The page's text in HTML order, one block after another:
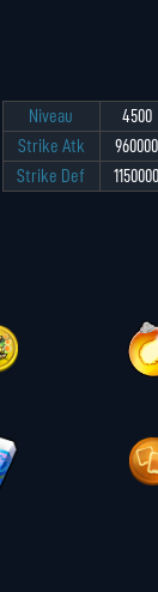
Niveau 4500
Strike Atk
960000
Strike Def
1150000